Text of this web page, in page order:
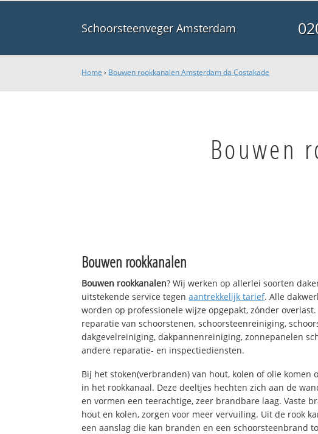
Schoorsteenveger Amsterdam
Home › Bouwen rookkanalen Amsterdam da Costakade
Bouwen
Bouwen rookkanalen
Bouwen rookkanalen? Wij werken op allerlei soorten
uitstekende service tegenaantrekkelijk tarief. Alle
worden op professionele wijze opgepakt, zónder
reparatie van schoorstenen, schoorsteenreiniging,
dakgevelreiniging, dakpannenreiniging, zonnepanelen
andere reparatie- en inspectiediensten.
Bij het stoken(verbranden) van hout, kolen of olie komen
in het rookkanaal. Deze deeltjes hechten zich aan de
en vormen een teerachtige, zeer brandbare laag. Vaste
hout en kolen, zorgen voor meer vervuiling. Uit de rook
een aanslag die kan branden en een schoorsteenbrand